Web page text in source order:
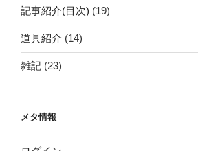
記事紹介(目次) (19)
道具紹介 (14)
雑記 (23)
メタ情報